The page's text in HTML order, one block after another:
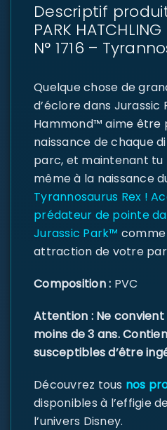
Descriptif produit
PARK
N° 1716 –
Quelque chose de
d’éclore dans Jurassic
Hammond™ aime être
naissance de chaque
parc, et maintenant tu
même à la naissance
Tyrannosaurus Rex !
prédateur de pointe
Jurassic Park™
attraction de votre
Composition : PVC
Attention : Ne
moins de 3 ans.
susceptibles d’être
Découvrez tous nos
disponibles à l’effigie
l’univers Disney.